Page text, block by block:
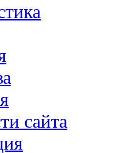
сайта